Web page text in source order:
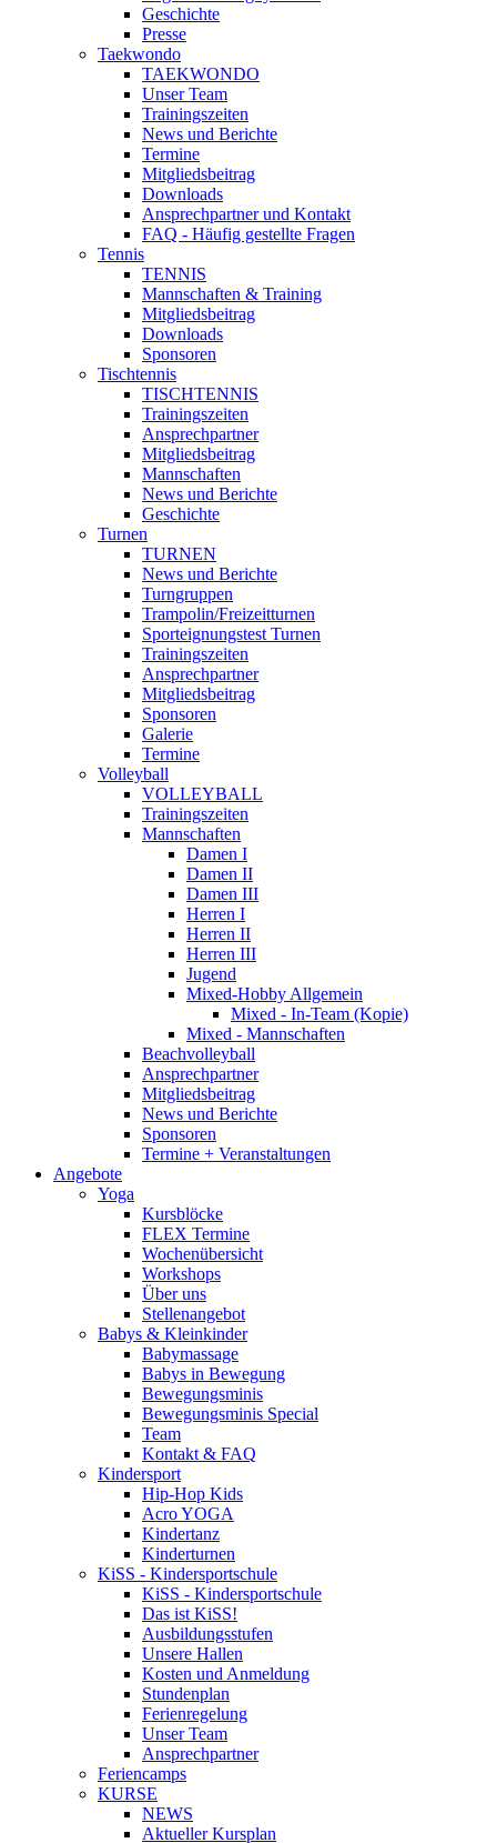
Geschichte
Presse
Taekwondo
TAEKWONDO
Unser Team
Trainingszeiten
News und Berichte
Termine
Mitgliedsbeitrag
Downloads
Ansprechpartner und Kontakt
FAQ - Häufig gestellte Fragen
Tennis
TENNIS
Mannschaften & Training
Mitgliedsbeitrag
Downloads
Sponsoren
Tischtennis
TISCHTENNIS
Trainingszeiten
Ansprechpartner
Mitgliedsbeitrag
Mannschaften
News und Berichte
Geschichte
Turnen
TURNEN
News und Berichte
Turngruppen
Trampolin/Freizeitturnen
Sporteignungstest Turnen
Trainingszeiten
Ansprechpartner
Mitgliedsbeitrag
Sponsoren
Galerie
Termine
Volleyball
VOLLEYBALL
Trainingszeiten
Mannschaften
Damen I
Damen II
Damen III
Herren I
Herren II
Herren III
Jugend
Mixed-Hobby Allgemein
Mixed - In-Team (Kopie)
Mixed - Mannschaften
Beachvolleyball
Ansprechpartner
Mitgliedsbeitrag
News und Berichte
Sponsoren
Termine + Veranstaltungen
Angebote
Yoga
Kursblöcke
FLEX Termine
Wochenübersicht
Workshops
Über uns
Stellenangebot
Babys & Kleinkinder
Babymassage
Babys in Bewegung
Bewegungsminis
Bewegungsminis Special
Team
Kontakt & FAQ
Kindersport
Hip-Hop Kids
Acro YOGA
Kindertanz
Kinderturnen
KiSS - Kindersportschule
KiSS - Kindersportschule
Das ist KiSS!
Ausbildungsstufen
Unsere Hallen
Kosten und Anmeldung
Stundenplan
Ferienregelung
Unser Team
Ansprechpartner
Feriencamps
KURSE
NEWS
Aktueller Kursplan